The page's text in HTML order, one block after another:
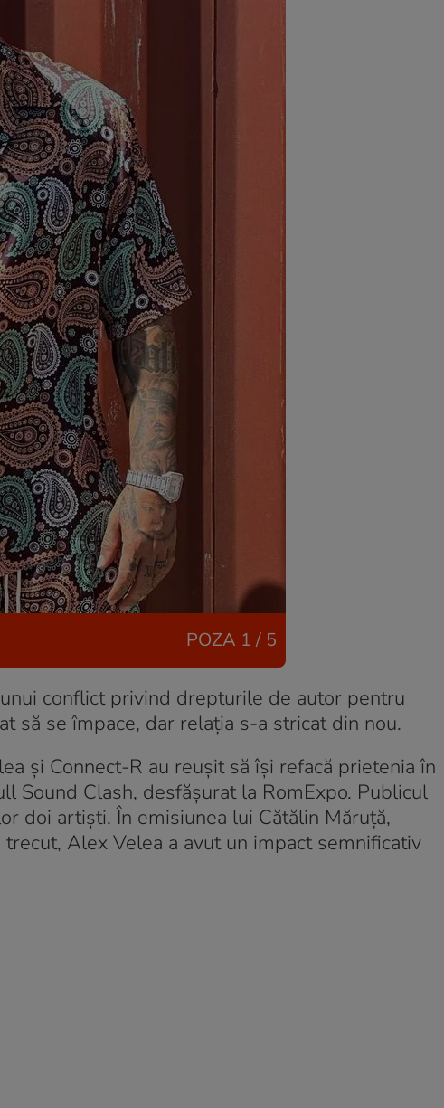
POZA 1 / 5
conflict privind drepturile de autor pentru
să se împace, dar relația s-a stricat din nou.
și Connect-R au reușit să își refacă prietenia în
Sound Clash, desfășurat la RomExpo. Publicul
doi artiști. În emisiunea lui Cătălin Măruță,
Alex Velea a avut un impact semnificativ